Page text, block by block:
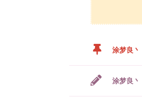
涂梦良丶
涂梦良丶